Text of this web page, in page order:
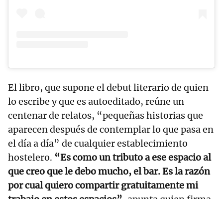
El libro, que supone el debut literario de quien
lo escribe y que es autoeditado, reúne un
centenar de relatos, “pequeñas historias que
aparecen después de contemplar lo que pasa en
el día a día” de cualquier establecimiento
hostelero. “Es como un tributo a ese espacio al
que creo que le debo mucho, el bar. Es la razón
por cual quiero compartir gratuitamente mi